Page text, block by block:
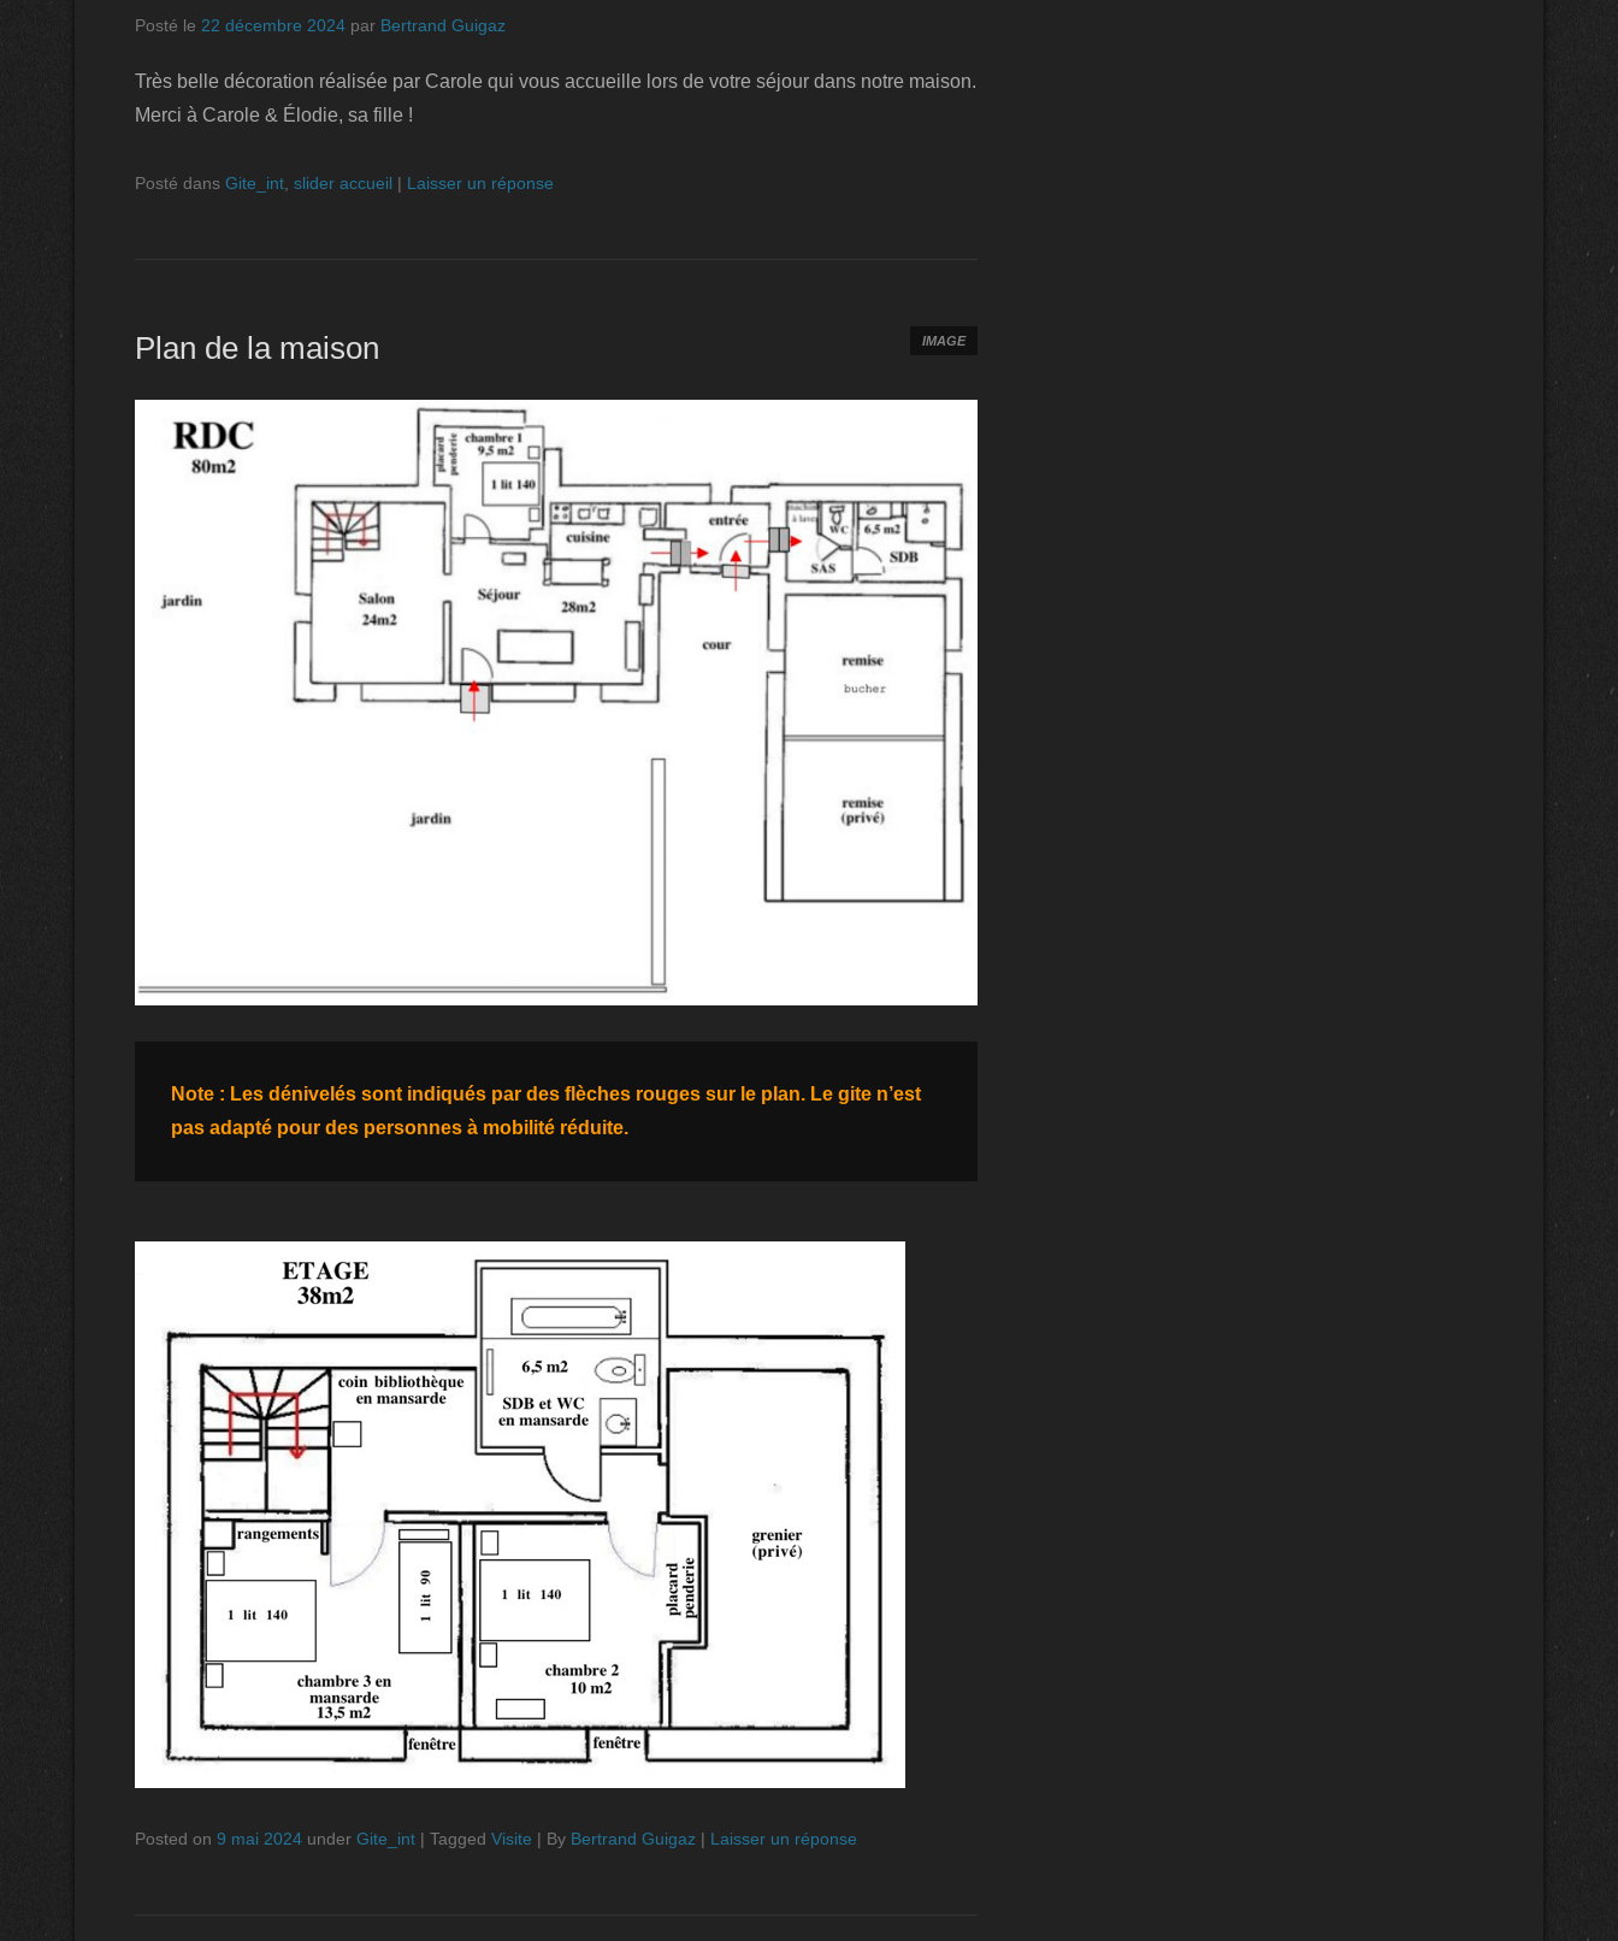
Posté le 22 décembre 2024 par Bertrand Guigaz
Très belle décoration réalisée par Carole qui vous accueille lors de votre séjour dans notre maison.
Merci à Carole & Élodie, sa fille !
Posté dans Gite_int slider accueil | Laisser un réponse
Plan de la maison IMAGE
Note : Les dénivelés sont indiqués par des flèches rouges sur le plan. Le gite n’est
pas adapté pour des personnes à mobilité réduite.
Posted on 9 mai 2024 under Gite_int | Tagged Visite | By Bertrand Guigaz | Laisser un réponse